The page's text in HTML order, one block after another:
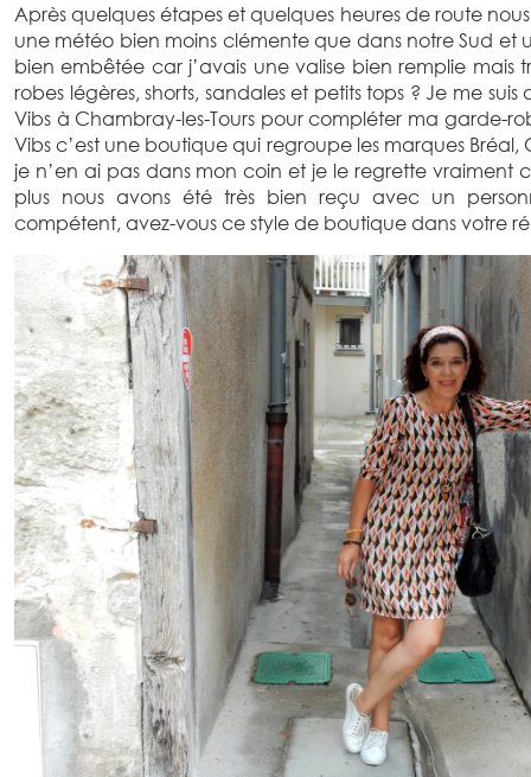
Après quelques étapes et quelques heures de route
une météo bien moins clémente que dans notre Sud et
bien embêtée car j’avais une valise bien remplie mais
robes légères, shorts, sandales et petits tops ? Je me
Vibs à Chambray-les-Tours pour compléter ma garde-
Vibs c’est une boutique qui regroupe les marques
je n’en ai pas dans mon coin et je le regrette vraiment
plus nous avons été très bien reçu avec un
compétent, avez-vous ce style de boutique dans votre